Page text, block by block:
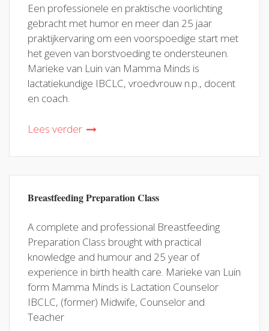
Een professionele en praktische voorlichting
gebracht met humor en meer dan 25 jaar
praktijkervaring om een voorspoedige start met
het geven van borstvoeding te ondersteunen.
Marieke van Luin van Mamma Minds is
lactatiekundige IBCLC, vroedvrouw n.p., docent
en coach.
Lees verder
Breastfeeding Preparation Class
A complete and professional Breastfeeding
Preparation Class brought with practical
knowledge and humour and 25 year of
experience in birth health care. Marieke van Luin
form Mamma Minds is Lactation Counselor
IBCLC, (former) Midwife, Counselor and
Teacher